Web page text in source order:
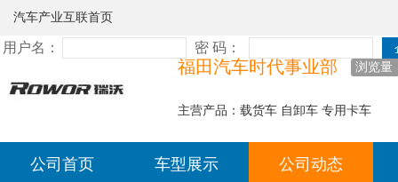
汽车产业互联首页
福田汽车时代事业部 浏览量
主营产品：载货车 自卸车 专用卡车
公司首页 车型展示 公司动态